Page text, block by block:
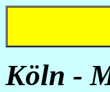
Köln -